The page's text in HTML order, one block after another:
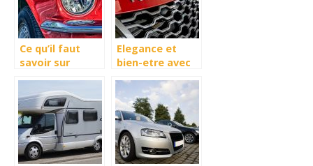
Ce qu’il faut
savoir sur
auto pour
voiture
electrique
Elegance et
bien-etre avec
Range Rover
Velar Auric
Edition